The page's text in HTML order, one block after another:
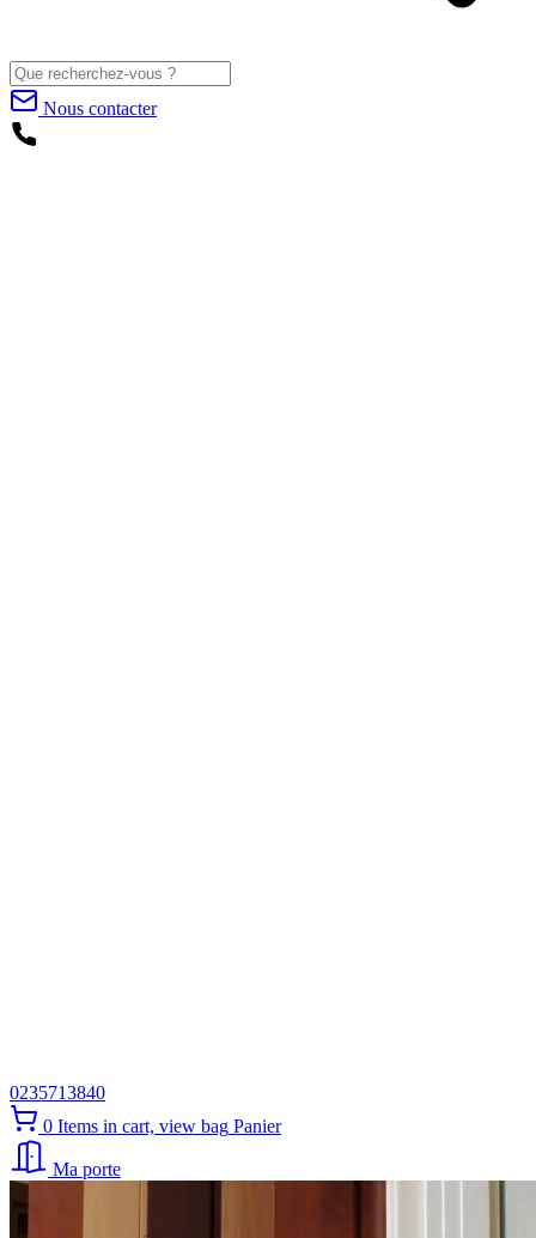
Nous contacter
0235713840
0 Items in cart, view bag Panier
Ma porte